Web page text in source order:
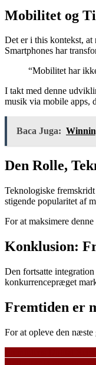
Mobilitet og
Det er i this kontekst,
Smartphones har
“Mobilitet har
I takt med denne
musik via mobile apps,
Baca Juga:
Den Rolle,
Teknologiske
stigende popularitet af
For at maksimere
Konklusion:
Den fortsatte
konkurrencepræget
Fremtiden er
For at opleve den
Navigasi